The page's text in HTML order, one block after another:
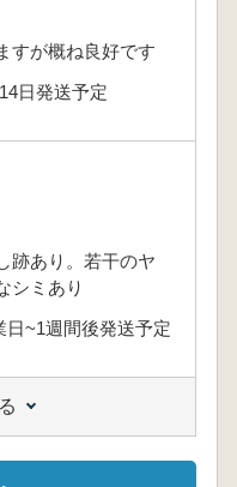
すが概ね良好です
日発送予定
跡あり。若干のヤ
シミあり
日~1週間後発送予定